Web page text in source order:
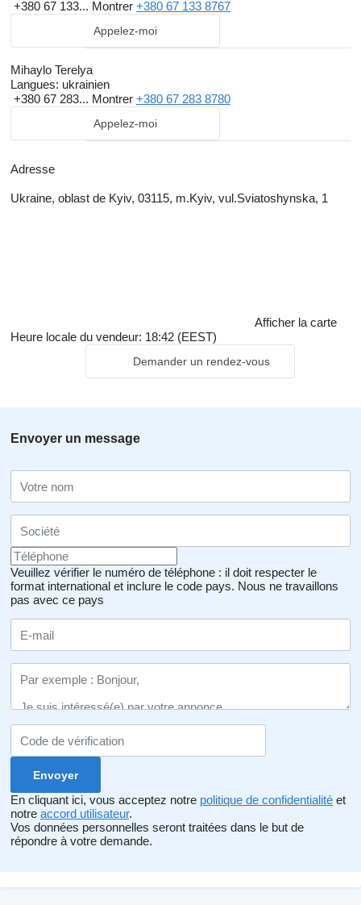
+380 67 133... Montrer +380 67 133 8767
Appelez-moi
Mihaylo Terelya
Langues: ukrainien
+380 67 283... Montrer +380 67 283 8780
Appelez-moi
Adresse
Ukraine, oblast de Kyiv, 03115, m.Kyiv, vul.Sviatoshynska, 1
Afficher la carte
Heure locale du vendeur: 18:42 (EEST)
Demander un rendez-vous
Envoyer un message
Veuillez vérifier le numéro de téléphone : il doit respecter le
format international et inclure le code pays. Nous ne travaillons
pas avec ce pays
En cliquant ici, vous acceptez notre politique de confidentialité et
notre accord utilisateur.
Vos données personnelles seront traitées dans le but de
répondre à votre demande.